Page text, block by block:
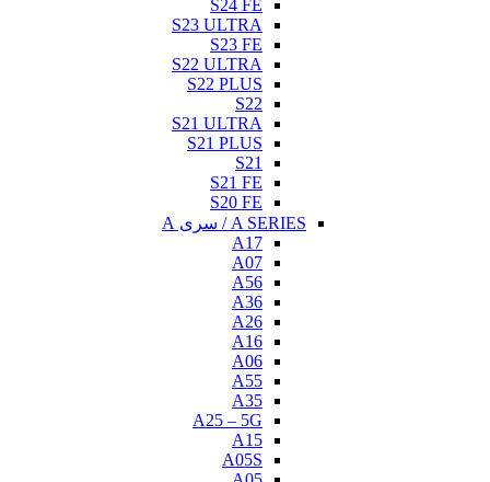
S24 FE
S23 ULTRA
S23 FE
S22 ULTRA
S22 PLUS
S21 ULTRA
S21 PLUS
S21 FE
S20 FE
A SERIES / سری A
A25 – 5G